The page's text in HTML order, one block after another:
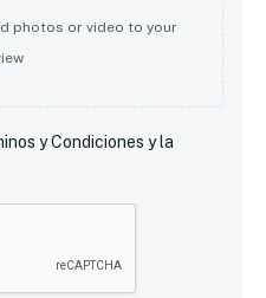
photos or video to your
y Condiciones y la